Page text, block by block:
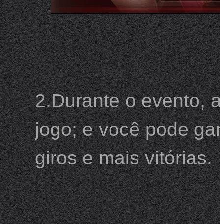
2.Durante o evento,
jogo; e você pode
giros e mais vitórias.